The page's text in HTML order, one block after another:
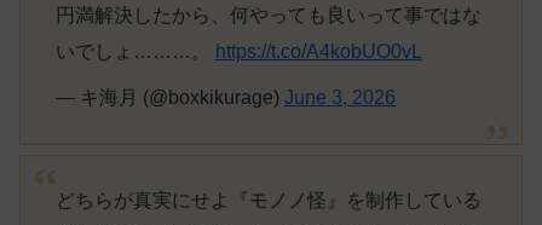
円満解決したから、何やっても良いって事ではな
いでしょ………。
https://t.co/A4kobUO0vL
— キ海月 (@boxkikurage) June 3, 2026
どちらが真実にせよ『モノノ怪』を制作している